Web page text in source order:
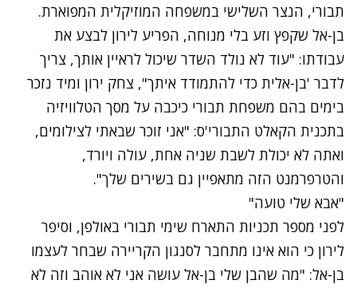
תבורי, הנצר השלישי במשפחה המוזיקלית המפוארת.
בן-אל שקפץ וזע בלי מנוחה, הפריע לירון לבצע את
עבודתו: "עוד לא נולד השדר שיכול לראיין אותך, צריך
לדבר 'בן-אלית כדי להתמודד איתך", צחק ירון ומיד נזכר
בימים בהם משפחת תבורי כיכבה על מסך הטלוויזיה
בתכנית הקאלט התבורי'ס: "אני זוכר שבאתי לצילומים,
ואתה לא יכולת לשבת שניה אחת, עולה ויורד,
והטרפרמנט הזה מתאפיין גם בשירים שלך".
"אבא שלי טועה"
לפני מספר תכניות התארח שימי תבורי באולפן, וסיפר
לירון כי הוא אינו מתחבר לסנגון הקריירה שבחר לעצמו
בן-אל: "מה שהבן שלי בן-אל עושה אני לא אוהב וזה לא